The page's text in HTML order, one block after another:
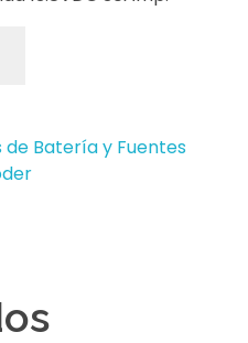
Batería y Fuentes